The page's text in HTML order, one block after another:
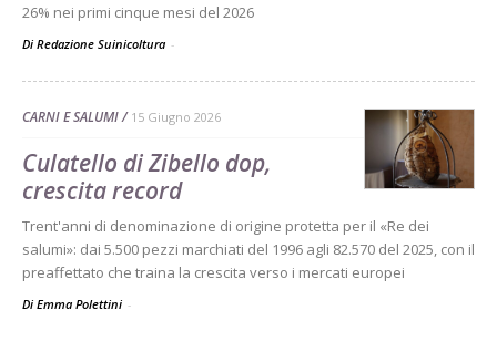
26% nei primi cinque mesi del 2026
Di Redazione Suinicoltura -
CARNI E SALUMI 15 Giugno 2026
Culatello di Zibello dop,
crescita record
Trent'anni di denominazione di origine protetta per il «Re dei
salumi»: dai 5.500 pezzi marchiati del 1996 agli 82.570 del 2025, con il
preaffettato che traina la crescita verso i mercati europei
Di Emma Polettini -